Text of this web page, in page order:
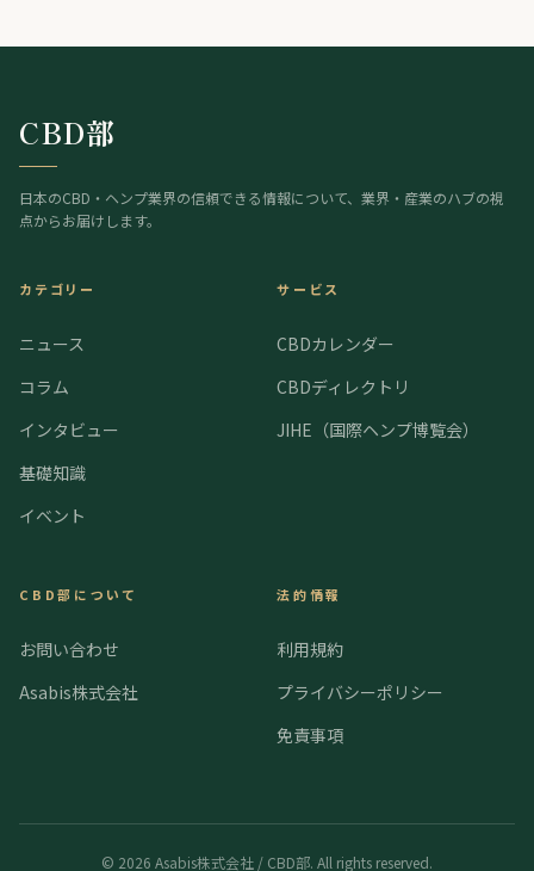
の医療大麻市場が動き出した。
CBD部
日本のCBD・ヘンプ業界の信頼できる情報について、業界・産業のハブの視
点からお届けします。
カテゴリー
ニュース
コラム
インタビュー
基礎知識
イベント
サービス
CBDカレンダー
CBDディレクトリ
JIHE（国際ヘンプ博覧会）
CBD部について
お問い合わせ
Asabis株式会社
法的情報
利用規約
プライバシーポリシー
免責事項
© 2026 Asabis株式会社 / CBD部. All rights reserved.